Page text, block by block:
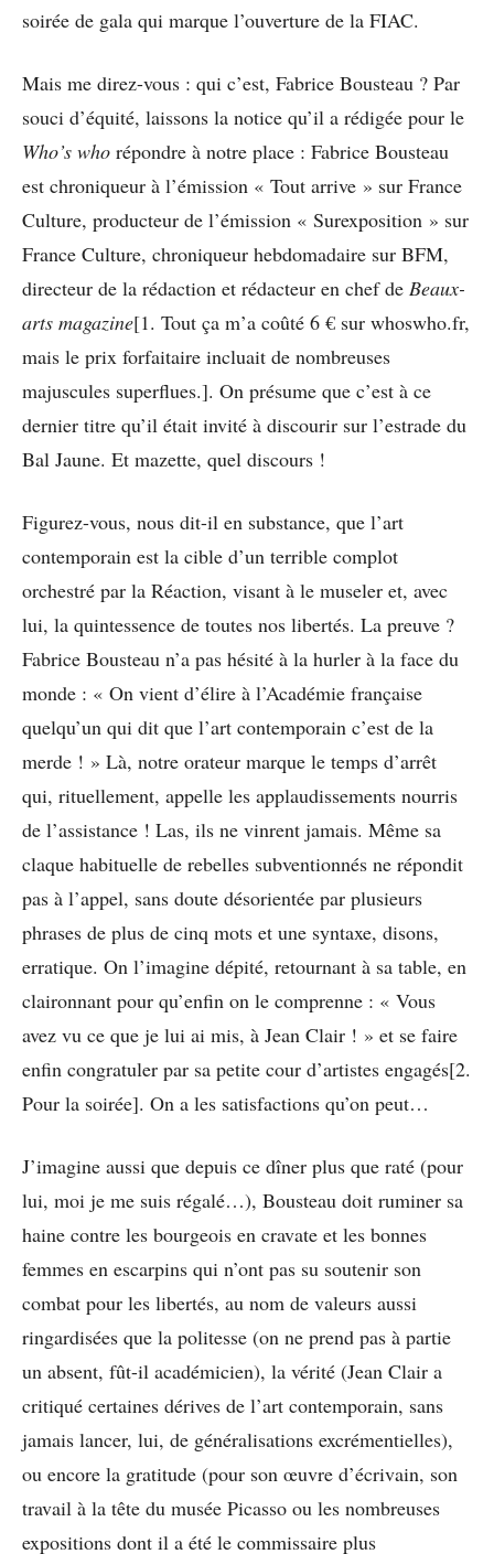
soirée de gala qui marque l’ouverture de la FIAC.
Mais me direz-vous : qui c’est, Fabrice Bousteau ? Par
souci d’équité, laissons la notice qu’il a rédigée pour le
Who’s who répondre à notre place : Fabrice Bousteau
est chroniqueur à l’émission « Tout arrive » sur France
Culture, producteur de l’émission « Surexposition » sur
France Culture, chroniqueur hebdomadaire sur BFM,
directeur de la rédaction et rédacteur en chef de Beaux-
arts magazine[1. Tout ça m’a coûté 6 € sur whoswho.fr,
mais le prix forfaitaire incluait de nombreuses
majuscules superflues.]. On présume que c’est à ce
dernier titre qu’il était invité à discourir sur l’estrade du
Bal Jaune. Et mazette, quel discours !
Figurez-vous, nous dit-il en substance, que l’art
contemporain est la cible d’un terrible complot
orchestré par la Réaction, visant à le museler et, avec
lui, la quintessence de toutes nos libertés. La preuve ?
Fabrice Bousteau n’a pas hésité à la hurler à la face du
monde : « On vient d’élire à l’Académie française
quelqu’un qui dit que l’art contemporain c’est de la
merde ! » Là, notre orateur marque le temps d’arrêt
qui, rituellement, appelle les applaudissements nourris
de l’assistance ! Las, ils ne vinrent jamais. Même sa
claque habituelle de rebelles subventionnés ne répondit
pas à l’appel, sans doute désorientée par plusieurs
phrases de plus de cinq mots et une syntaxe, disons,
erratique. On l’imagine dépité, retournant à sa table, en
claironnant pour qu’enfin on le comprenne : « Vous
avez vu ce que je lui ai mis, à Jean Clair ! » et se faire
enfin congratuler par sa petite cour d’artistes engagés[2.
Pour la soirée]. On a les satisfactions qu’on peut…
J’imagine aussi que depuis ce dîner plus que raté (pour
lui, moi je me suis régalé…), Bousteau doit ruminer sa
haine contre les bourgeois en cravate et les bonnes
femmes en escarpins qui n’ont pas su soutenir son
combat pour les libertés, au nom de valeurs aussi
ringardisées que la politesse (on ne prend pas à partie
un absent, fût-il académicien), la vérité (Jean Clair a
critiqué certaines dérives de l’art contemporain, sans
jamais lancer, lui, de généralisations excrémentielles),
ou encore la gratitude (pour son œuvre d’écrivain, son
travail à la tête du musée Picasso ou les nombreuses
expositions dont il a été le commissaire plus